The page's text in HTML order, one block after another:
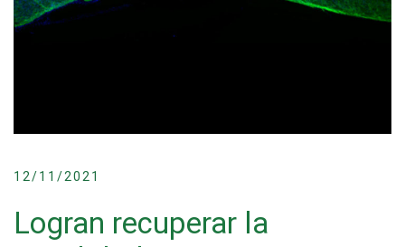
12/11/2021
Logran recuperar la